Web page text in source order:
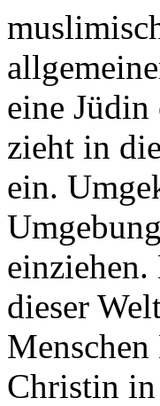
eine
zieht in
ein.
dieser
Christin in